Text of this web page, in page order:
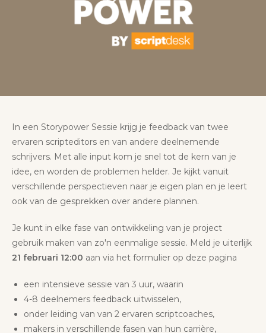
In een Storypower Sessie krijg je feedback van twee
ervaren scripteditors en van andere deelnemende
schrijvers. Met alle input kom je snel tot de kern van je
idee, en worden de problemen helder. Je kijkt vanuit
verschillende perspectieven naar je eigen plan en je leert
ook van de gesprekken over andere plannen.
Je kunt in elke fase van ontwikkeling van je project
gebruik maken van zo'n eenmalige sessie. Meld je uiterlijk
21 februari 12:00 aan via het formulier op deze pagina
een intensieve sessie van 3 uur, waarin
4-8 deelnemers feedback uitwisselen,
onder leiding van van 2 ervaren scriptcoaches,
makers in verschillende fasen van hun carrière,